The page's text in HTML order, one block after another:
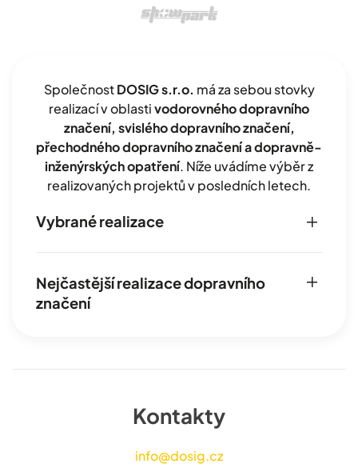
SpolečnostDOSIG s.r.o. má za sebou stovky
realizací v oblastivodorovného dopravního
značení, svislého dopravního značení,
přechodného dopravního značení a dopravně-
inženýrských opatření. Níže uvádíme výběr z
realizovaných projektů v posledních letech.
Vybrané realizace
Nejčastější realizace dopravního
značení
Kontakty
info@dosig.cz